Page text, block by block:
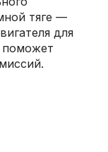
тяге —
для
поможет